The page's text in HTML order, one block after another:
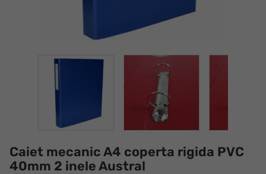
Caiet mecanic A4 coperta rigida PVC
40mm 2 inele Austral